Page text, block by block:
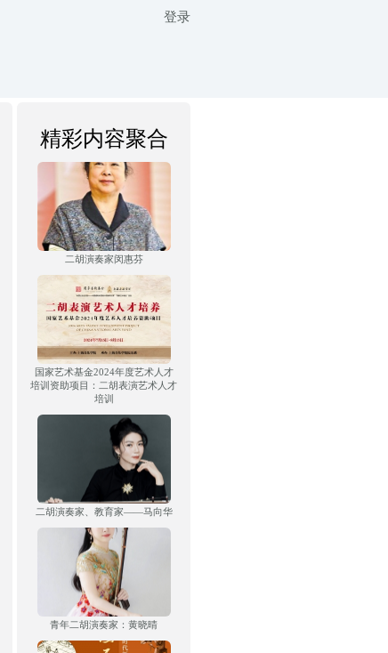
登录
精彩内容聚合
二胡演奏家闵惠芬
国家艺术基金2024年度艺术人才
培训资助项目：二胡表演艺术人才
培训
二胡演奏家、教育家——马向华
青年二胡演奏家：黄晓晴